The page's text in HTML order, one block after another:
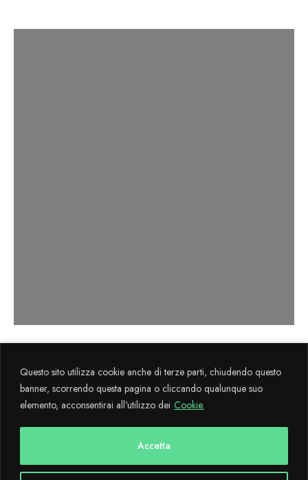
Questo sito utilizza cookie anche di terze parti, chiudendo questo
banner, scorrendo questa pagina o cliccando qualunque suo
elemento, acconsentirai all'utilizzo dei Cookie.
Accetta
Flegreaattraverso il sostegno finanziario FESR 2014-2020.
Copyright © 2024 CulturaFlegrea All Rights Reserved - Designed and